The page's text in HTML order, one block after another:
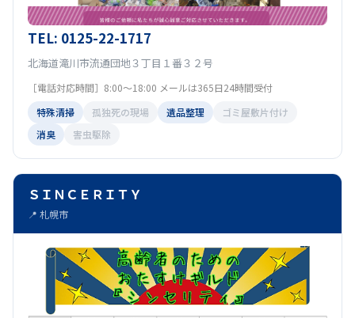
TEL: 0125-22-1717
北海道滝川市流通団地３丁目１番３２号
［電話対応時間］8:00〜18:00 メールは365日24時間受付
特殊清掃
孤独死の現場 遺品整理
ゴミ屋敷片付け
消臭
害虫駆除
ＳＩＮＣＥＲＩＴＹ
📍 札幌市